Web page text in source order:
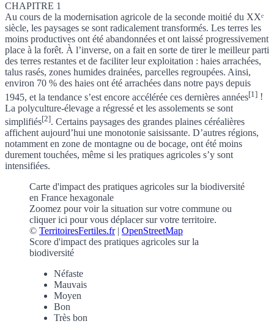
CHAPITRE 1
Au cours de la modernisation agricole de la seconde moitié du XXᵉ
siècle, les paysages se sont radicalement transformés. Les terres les
moins productives ont été abandonnées et ont laissé progressivement
place à la forêt. À l’inverse, on a fait en sorte de tirer le meilleur parti
des terres restantes et de faciliter leur exploitation : haies arrachées,
talus rasés, zones humides drainées, parcelles regroupées. Ainsi,
environ 70 % des haies ont été arrachées dans notre pays depuis
1945, et la tendance s’est encore accélérée ces dernières années[1] !
La polyculture-élevage a régressé et les assolements se sont
simplifiés[2]. Certains paysages des grandes plaines céréalières
affichent aujourd’hui une monotonie saisissante. D’autres régions,
notamment en zone de montagne ou de bocage, ont été moins
durement touchées, même si les pratiques agricoles s’y sont
intensifiées.
Carte d'impact des pratiques agricoles sur la biodiversité
en France hexagonale
Zoomez pour voir la situation sur votre commune ou
cliquer ici pour vous déplacer sur votre territoire.
© TerritoiresFertiles.fr| OpenStreetMap
Score d'impact des pratiques agricoles sur la
biodiversité
Néfaste
Mauvais
Moyen
Bon
Très bon